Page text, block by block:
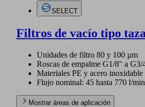
SELECT
Filtros de vacío tipo
Unidades de filtro 80 y 100 µm
Roscas de empalme G1/8" a G3/
Materiales PE y acero inoxidable
Flujo nominal: 45 hasta 770 l/min
Mostrar áreas de aplicación